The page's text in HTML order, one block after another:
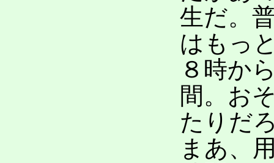
生だ。
はもっ
８時か
間。お
たりだ
まあ、